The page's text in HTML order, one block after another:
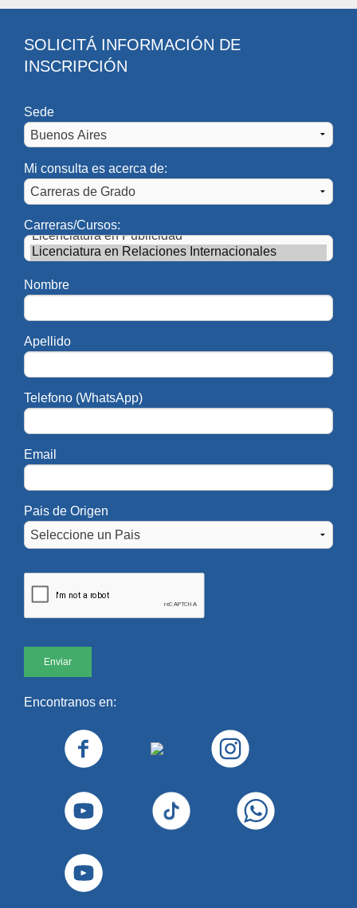
Autoridades
DECANATO
Decano:
Marcos.Cordoba@uai.edu.ar
Vicedecana:
Director Carrera de Relaciones
Internacionales
Carrera de Relaciones
Juan.Kleywegt@UAI.edu.ar
Secretaria Administrativa
Esp. Hugo Sallis
SOLICITÁ INFORMACIÓN DE
INSCRIPCIÓN
Sede
Mi consulta es acerca de:
Carreras/Cursos:
Nombre
Apellido
Telefono (WhatsApp)
Email
Pais de Origen
Encontranos en: